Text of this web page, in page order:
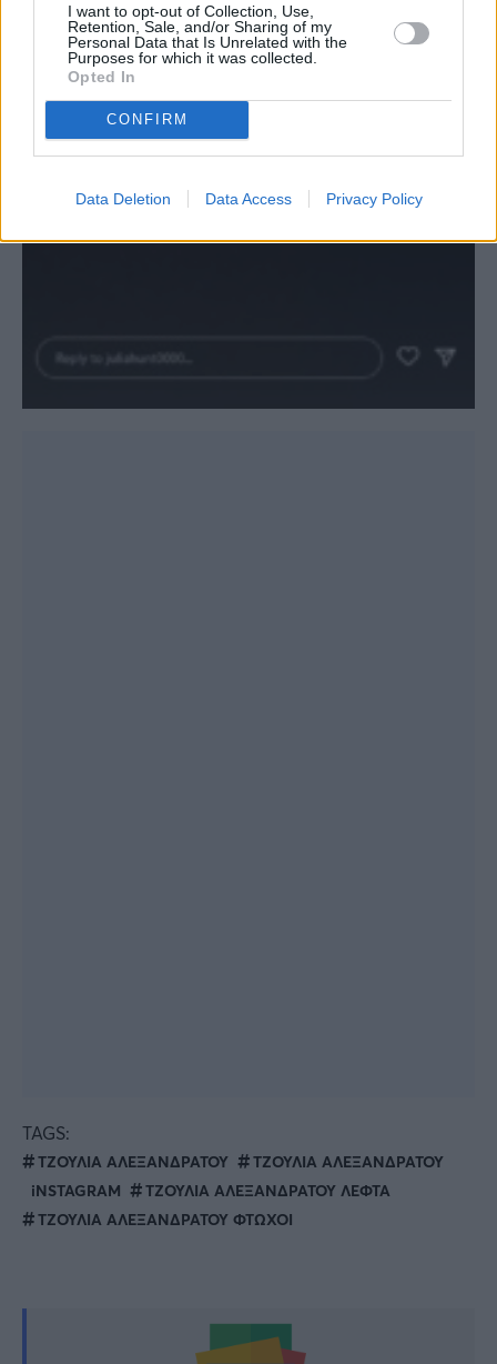
I want to opt-out of Collection, Use,
Retention, Sale, and/or Sharing of my
Personal Data that Is Unrelated with the
Purposes for which it was collected.
Opted In
CONFIRM
Data Deletion Data Access Privacy Policy
TAGS:
ΤΖΟΥΛΙΑ ΑΛΕΞΑΝΔΡΑΤΟΥ
ΤΖΟΥΛΙΑ ΑΛΕΞΑΝΔΡΑΤΟΥ
iNSTAGRAM
ΤΖΟΥΛΙΑ ΑΛΕΞΑΝΔΡΑΤΟΥ ΛΕΦΤΑ
ΤΖΟΥΛΙΑ ΑΛΕΞΑΝΔΡΑΤΟΥ ΦΤΩΧΟΙ